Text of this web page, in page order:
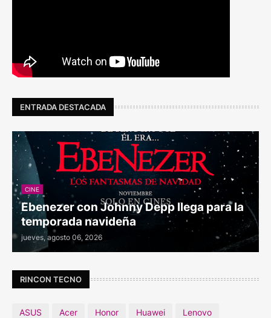
ENTRADA DESTACADA
CINE
Ebenezer con Johnny Depp llega para la
temporada navideña
jueves, agosto 06, 2026
RINCON TECNO
ASUS Acer Honor Huawei
Lenovo